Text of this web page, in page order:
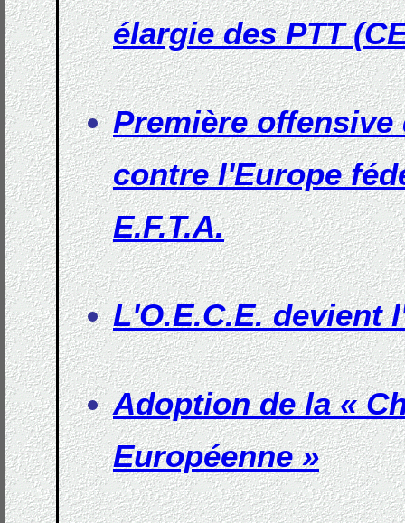
élargie des PTT
Première offensive
contre l'Europe
E.F.T.A.
L'O.E.C.E. devient
Adoption de la «
Européenne »